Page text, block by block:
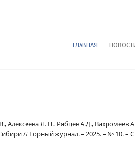
ГЛАВНАЯ
Алексеева Л. П., Рябцев А.Д.,
// Горный журнал. – 2025. – № 10. – С.